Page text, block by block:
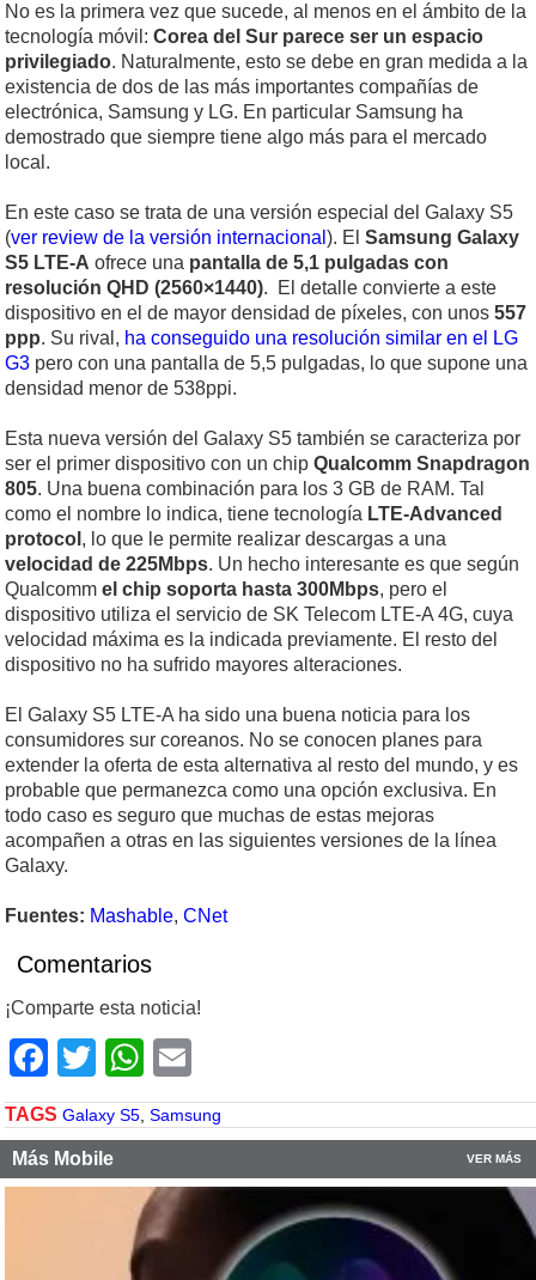
No es la primera vez que sucede, al menos en el ámbito de la
tecnología móvil: Corea del Sur parece ser un espacio
privilegiado. Naturalmente, esto se debe en gran medida a la
existencia de dos de las más importantes compañías de
electrónica, Samsung y LG. En particular Samsung ha
demostrado que siempre tiene algo más para el mercado
local.
En este caso se trata de una versión especial del Galaxy S5
(ver review de la versión internacional ). El Samsung Galaxy
S5 LTE-A ofrece una pantalla de 5,1 pulgadas con
resolución QHD (2560×1440). El detalle convierte a este
dispositivo en el de mayor densidad de píxeles, con unos 557
ppp. Su rival, ha conseguido una resolución similar en el LG
G3 pero con una pantalla de 5,5 pulgadas, lo que supone una
densidad menor de 538ppi.
Esta nueva versión del Galaxy S5 también se caracteriza por
ser el primer dispositivo con un chip Qualcomm Snapdragon
805. Una buena combinación para los 3 GB de RAM. Tal
como el nombre lo indica, tiene tecnología LTE-Advanced
protocol , lo que le permite realizar descargas a una
velocidad de 225Mbps. Un hecho interesante es que según
Qualcomm el chip soporta hasta 300Mbps, pero el
dispositivo utiliza el servicio de SK Telecom LTE-A 4G, cuya
velocidad máxima es la indicada previamente. El resto del
dispositivo no ha sufrido mayores alteraciones.
El Galaxy S5 LTE-A ha sido una buena noticia para los
consumidores sur coreanos. No se conocen planes para
extender la oferta de esta alternativa al resto del mundo, y es
probable que permanezca como una opción exclusiva. En
todo caso es seguro que muchas de estas mejoras
acompañen a otras en las siguientes versiones de la línea
Galaxy.
Fuentes: Mashable, CNet
Comentarios
¡Comparte esta noticia!
Facebook
TwitterWhatsApp
TAGS Galaxy S5, Samsung
Más Mobile VER MÁS